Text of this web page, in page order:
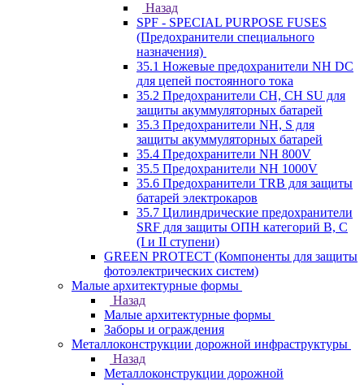
Назад
SPF - SPECIAL PURPOSE FUSES
(Предохранители специального
назначения)
35.1 Ножевые предохранители NH DC
для цепей постоянного тока
35.2 Предохранители CH, CH SU для
защиты акуммуляторных батарей
35.3 Предохранители NH, S для
защиты акуммуляторных батарей
35.4 Предохранители NH 800V
35.5 Предохранители NH 1000V
35.6 Предохранители TRB для защиты
батарей электрокаров
35.7 Цилиндрические предохранители
SRF для защиты ОПН категорий B, C
(I и II ступени)
GREEN PROTECT (Компоненты для защиты
фотоэлектрических систем)
Малые архитектурные формы
Назад
Малые архитектурные формы
Заборы и ограждения
Металлоконструкции дорожной инфраструктуры
Назад
Металлоконструкции дорожной